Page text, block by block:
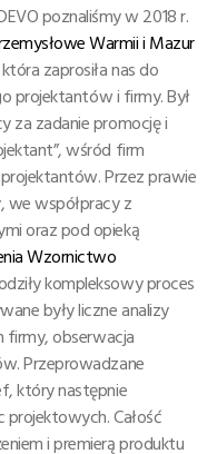
poznaliśmy w 2018 r.
Warmii i Mazur
zaprosiła nas do
projektantów i firmy.Był
za zadanie promocję i
wśród firm
Przez prawie
współpracy z
oraz pod opieką
aWzornictwo
kompleksowy proces
były liczne analizy
firmy, obserwacja
Przeprowadzane
który następnie
Całość
i premierą produktu